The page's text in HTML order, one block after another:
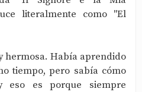
literalmente como "El
hermosa. Había aprendido
tiempo, pero sabía cómo
es porque siempre